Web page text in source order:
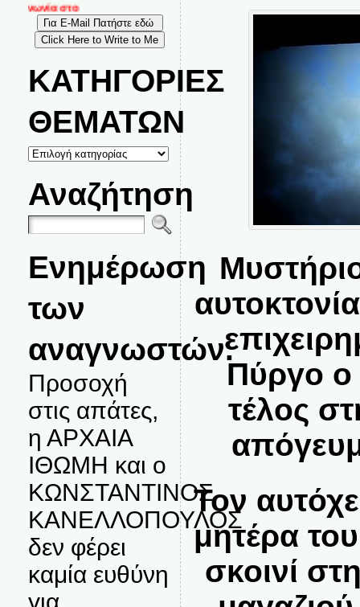
στο
ΚΑΤΗΓΟΡΙΕΣ
ΘΕΜΑΤΩΝ
ΚΑΤΗΓΟΡΙΕΣ
ΘΕΜΑΤΩΝ
Αναζήτηση
Ενημέρωση
των
αναγνωστών.
Προσοχή
στις απάτες,
η ΑΡΧΑΙΑ
ΙΘΩΜΗ και ο
ΚΩΝΣΤΑΝΤΙΝΟΣ
ΚΑΝΕΛΛΟΠΟΥΛΟΣ
δεν φέρει
καμία ευθύνη
Πύργο ο
τέλος
Τον
μητέρα
σκοινί